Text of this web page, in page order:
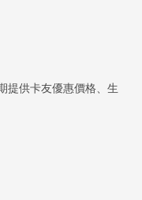
提供卡友優惠價格、生